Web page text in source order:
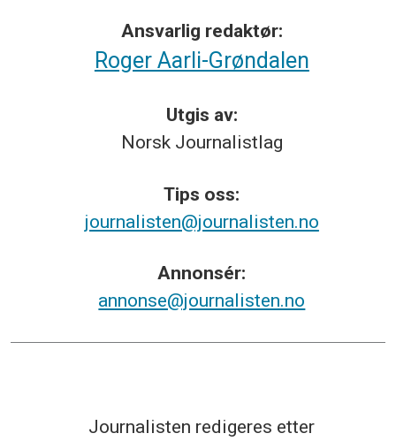
Ansvarlig redaktør:
Roger Aarli-Grøndalen
Utgis av:
Norsk Journalistlag
Tips oss:
journalisten@journalisten.no
Annonsér:
annonse@journalisten.no
Journalisten redigeres etter